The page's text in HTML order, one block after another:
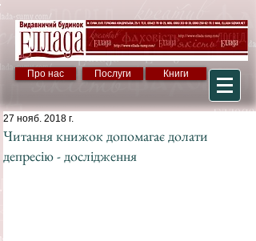
Про нас Послуги Книги
Читання книжок допомагає долати
депресію - дослідження
27 нояб. 2018 г.